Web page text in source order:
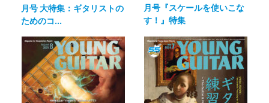
月号 大特集：ギタリストの
ためのコ...
月号『スケールを使いこな
す！』特集